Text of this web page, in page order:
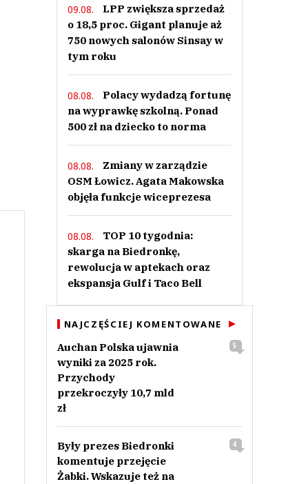
09.08.
LPP zwiększa sprzedaż
o 18,5 proc. Gigant planuje aż
750 nowych salonów Sinsay w
tym roku
08.08.
Polacy wydadzą fortunę
na wyprawkę szkolną. Ponad
500 zł na dziecko to norma
08.08.
Zmiany w zarządzie
OSM Łowicz. Agata Makowska
objęła funkcje wiceprezesa
08.08.
TOP 10 tygodnia:
skarga na Biedronkę,
rewolucja w aptekach oraz
ekspansja Gulf i Taco Bell
NAJCZĘŚCIEJ KOMENTOWANE
Auchan Polska ujawnia
wyniki za 2025 rok.
Przychody
przekroczyły 10,7 mld
zł
5
Były prezes Biedronki
komentuje przejęcie
Żabki. Wskazuje też na
4